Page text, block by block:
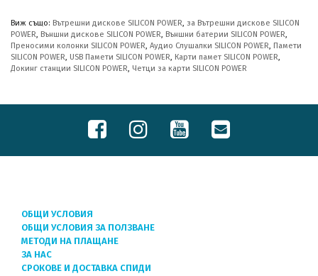
Виж също: Вътрешни дискове SILICON POWER, за Вътрешни дискове SILICON
POWER, Външни дискове SILICON POWER, Външни батерии SILICON POWER,
Преносими колонки SILICON POWER, Аудио Слушалки SILICON POWER, Памети
SILICON POWER, USB Памети SILICON POWER, Карти памет SILICON POWER,
Докинг станции SILICON POWER, Четци за карти SILICON POWER
ОБЩИ УСЛОВИЯ
ОБЩИ УСЛОВИЯ ЗА ПОЛЗВАНЕ
МЕТОДИ НА ПЛАЩАНЕ
ЗА НАС
СРОКОВЕ И ДОСТАВКА СПИДИ